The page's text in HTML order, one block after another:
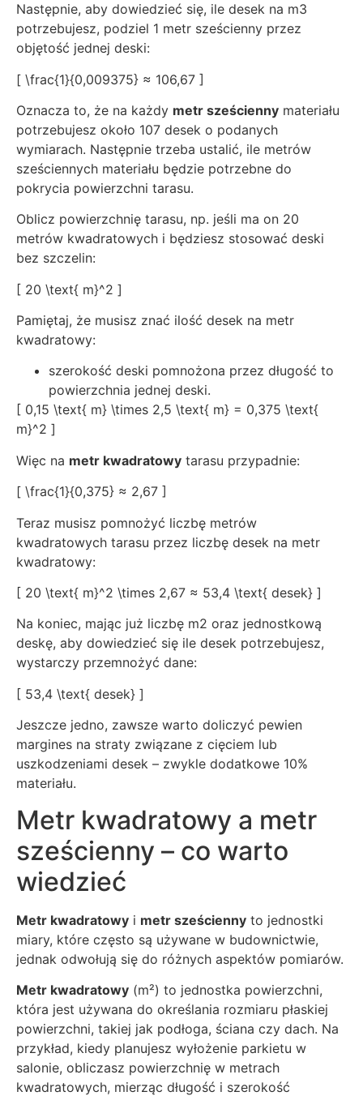
Następnie, aby dowiedzieć się, ile desek na m3
potrzebujesz, podziel 1 metr sześcienny przez
objętość jednej deski:
[ \frac{1}{0,009375} ≈ 106,67 ]
Oznacza to, że na każdy metr sześcienny materiału
potrzebujesz około 107 desek o podanych
wymiarach. Następnie trzeba ustalić, ile metrów
sześciennych materiału będzie potrzebne do
pokrycia powierzchni tarasu.
Oblicz powierzchnię tarasu, np. jeśli ma on 20
metrów kwadratowych i będziesz stosować deski
bez szczelin:
[ 20 \text{ m}^2 ]
Pamiętaj, że musisz znać ilość desek na metr
kwadratowy:
szerokość deski pomnożona przez długość to
powierzchnia jednej deski.
[ 0,15 \text{ m} \times 2,5 \text{ m} = 0,375 \text{
m}^2 ]
Więc na metr kwadratowy tarasu przypadnie:
[ \frac{1}{0,375} ≈ 2,67 ]
Teraz musisz pomnożyć liczbę metrów
kwadratowych tarasu przez liczbę desek na metr
kwadratowy:
[ 20 \text{ m}^2 \times 2,67 ≈ 53,4 \text{ desek} ]
Na koniec, mając już liczbę m2 oraz jednostkową
deskę, aby dowiedzieć się ile desek potrzebujesz,
wystarczy przemnożyć dane:
[ 53,4 \text{ desek} ]
Jeszcze jedno, zawsze warto doliczyć pewien
margines na straty związane z cięciem lub
uszkodzeniami desek – zwykle dodatkowe 10%
materiału.
Metr kwadratowy a metr
sześcienny – co warto
wiedzieć
Metr kwadratowy i metr sześcienny to jednostki
miary, które często są używane w budownictwie,
jednak odwołują się do różnych aspektów pomiarów.
Metr kwadratowy (m²) to jednostka powierzchni,
która jest używana do określania rozmiaru płaskiej
powierzchni, takiej jak podłoga, ściana czy dach. Na
przykład, kiedy planujesz wyłożenie parkietu w
salonie, obliczasz powierzchnię w metrach
kwadratowych, mierząc długość i szerokość